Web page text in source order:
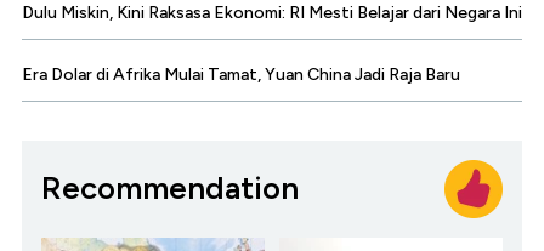
Dulu Miskin, Kini Raksasa Ekonomi: RI Mesti Belajar dari Negara Ini
Era Dolar di Afrika Mulai Tamat, Yuan China Jadi Raja Baru
Recommendation